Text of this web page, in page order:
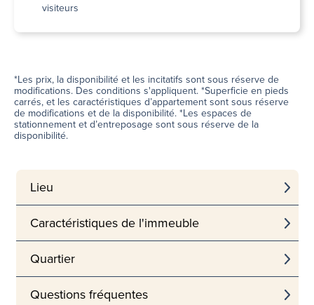
visiteurs
*Les prix, la disponibilité et les incitatifs sont sous réserve de
modifications. Des conditions s'appliquent. *Superficie en pieds
carrés, et les caractéristiques d’appartement sont sous réserve
de modifications et de la disponibilité. *Les espaces de
stationnement et d’entreposage sont sous réserve de la
disponibilité.
Lieu
Caractéristiques de l'immeuble
Quartier
Questions fréquentes